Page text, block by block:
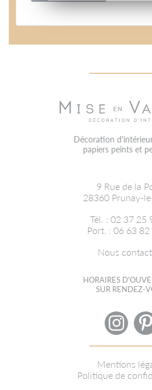
Décoration
papiers peints et
9 Rue de la
28360 Prunay-
Tél. : 02 37 25
Port. : 06 63 82
Nous
HORAIRES
SUR RENDEZ-
Mentions
Politique de